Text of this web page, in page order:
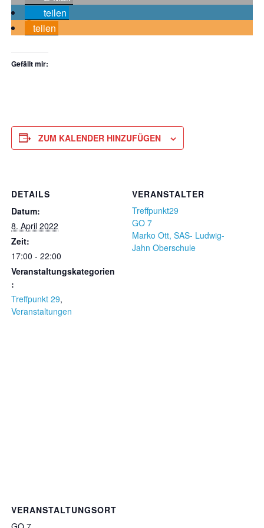
teilen
teilen
Gefällt mir:
ZUM KALENDER HINZUFÜGEN
DETAILS
Datum:
8. April 2022
Zeit:
17:00 - 22:00
Veranstaltungskategorien
:
Treffpunkt 29,
Veranstaltungen
VERANSTALTER
Treffpunkt29
GO 7
Marko Ott, SAS- Ludwig-
Jahn Oberschule
VERANSTALTUNGSORT